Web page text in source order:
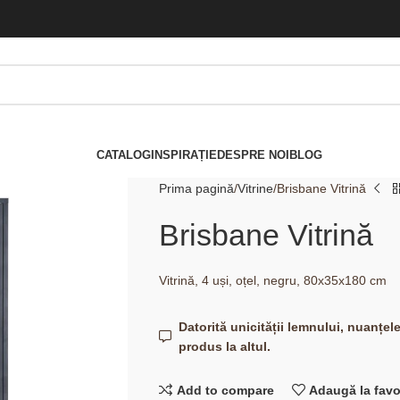
CATALOGINSPIRAȚIEDESPRE NOIBLOG
Prima pagină Vitrine Brisbane Vitrină
Brisbane Vitrină
Vitrină, 4 uși, oțel, negru, 80x35x180 cm
Datorită unicității lemnului,
produs la altul.
Add to compare Adaugă la